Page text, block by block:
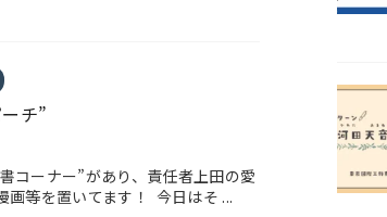
チ”
コーナー”があり、責任者上田の愛
等を置いてます！ 今日はそ ...